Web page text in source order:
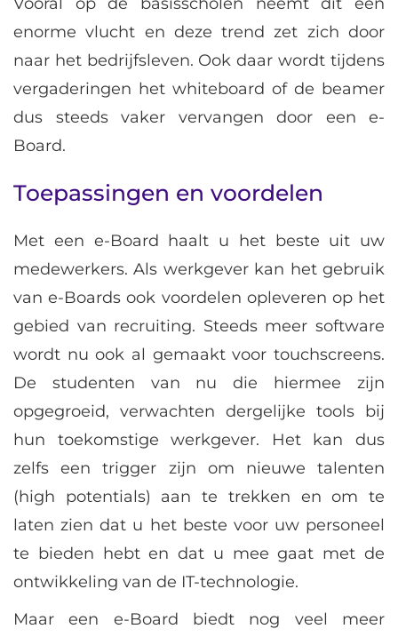
enorme vlucht en deze trend zet zich door
naar het bedrijfsleven. Ook daar wordt tijdens
vergaderingen het whiteboard of de beamer
dus steeds vaker vervangen door een e-
Board.
Toepassingen en voordelen
Met een e-Board haalt u het beste uit uw
medewerkers. Als werkgever kan het gebruik
van e-Boards ook voordelen opleveren op het
gebied van recruiting. Steeds meer software
wordt nu ook al gemaakt voor touchscreens.
De studenten van nu die hiermee zijn
opgegroeid, verwachten dergelijke tools bij
hun toekomstige werkgever. Het kan dus
zelfs een trigger zijn om nieuwe talenten
(high potentials) aan te trekken en om te
laten zien dat u het beste voor uw personeel
te bieden hebt en dat u mee gaat met de
ontwikkeling van de IT-technologie.
Maar een e-Board biedt nog veel meer